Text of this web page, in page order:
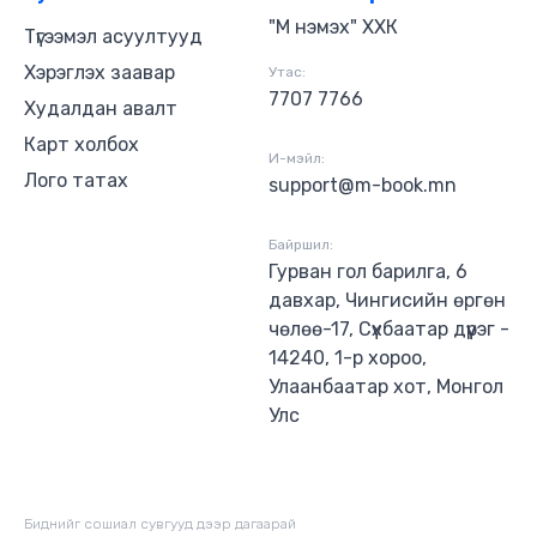
Түгээмэл асуултууд
Хэрэглэх заавар
Худалдан авалт
Карт холбох
Лого татах
"М нэмэх" ХХК
Утас:
7707 7766
И-мэйл:
support@m-book.mn
Байршил:
Гурван гол барилга, 6
давхар, Чингисийн өргөн
чөлөө-17, Сүхбаатар дүүрэг -
14240, 1-р хороо,
Улаанбаатар хот, Монгол
Улс
Биднийг сошиал сувгууд дээр дагаaрай